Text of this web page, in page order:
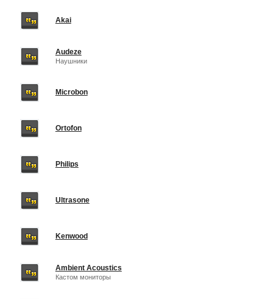
Akai
Audeze
Наушники
Microbon
Ortofon
Philips
Ultrasone
Kenwood
Ambient Acoustics
Кастом мониторы